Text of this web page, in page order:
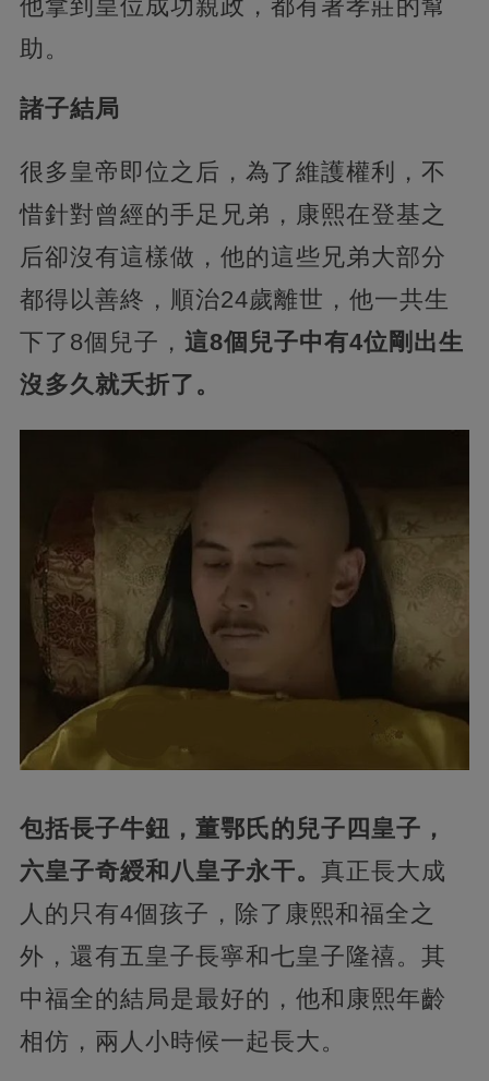
他拿到皇位成功親政，都有著孝莊的幫
助。
諸子結局
很多皇帝即位之后，為了維護權利，不
惜針對曾經的手足兄弟，康熙在登基之
后卻沒有這樣做，他的這些兄弟大部分
都得以善終，順治24歲離世，他一共生
下了8個兒子， 這8個兒子中有4位剛出生
沒多久就夭折了。
包括長子牛鈕，董鄂氏的兒子四皇子，
六皇子奇綬和八皇子永干。 真正長大成
人的只有4個孩子，除了康熙和福全之
外，還有五皇子長寧和七皇子隆禧。其
中福全的結局是最好的，他和康熙年齡
相仿，兩人小時候一起長大。